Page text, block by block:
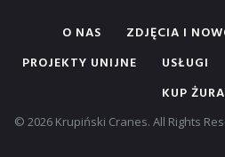
O NAS ZDJĘCIA I
PROJEKTY UNIJNE
USŁUGI
KUP
© 2026 Krupiński Cranes. All Rights